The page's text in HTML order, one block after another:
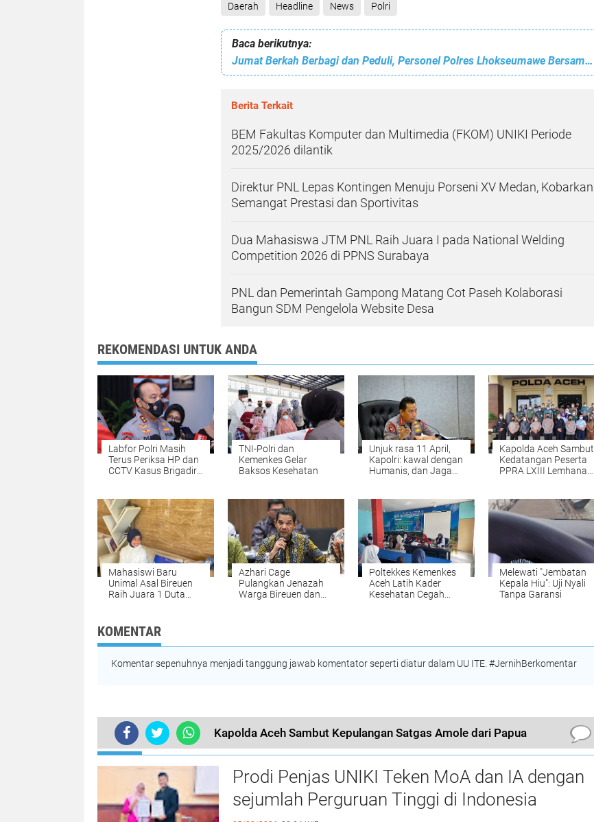
Daerah Headline News Polri
Baca berikutnya:
Jumat Berkah Berbagi dan Peduli, Personel Polres Lhokseumawe Bersama Anak Yatim Doakan Kesembuhan Ibu Kapolres
Berita Terkait
BEM Fakultas Komputer dan Multimedia (FKOM) UNIKI Periode
2025/2026 dilantik
Direktur PNL Lepas Kontingen Menuju Porseni XV Medan, Kobarkan
Semangat Prestasi dan Sportivitas
Dua Mahasiswa JTM PNL Raih Juara I pada National Welding
Competition 2026 di PPNS Surabaya
PNL dan Pemerintah Gampong Matang Cot Paseh Kolaborasi
Bangun SDM Pengelola Website Desa
REKOMENDASI UNTUK ANDA
Labfor Polri Masih
Terus Periksa HP dan
CCTV Kasus Brigadir
TNI-Polri dan
Kemenkes Gelar
Baksos Kesehatan
Unjuk rasa 11 April,
Kapolri: kawal dengan
Humanis, dan Jaga
Kapolda Aceh Sambut
Kedatangan Peserta
PPRA LXIII Lemhanas
Mahasiswi Baru
Unimal Asal Bireuen
Raih Juara 1 Duta
Lhokseumawe ke
Tingkat Nasional
Azhari Cage
Pulangkan Jenazah
Warga Bireuen dan
Poltekkes Kemenkes
Aceh Latih Kader
Kesehatan Cegah
Melewati "Jembatan
Kepala Hiu": Uji Nyali
Tanpa Garansi
KOMENTAR
Komentar sepenuhnya menjadi tanggung jawab komentator seperti diatur dalam UU ITE. #JernihBerkomentar
Kapolda Aceh Sambut Kepulangan Satgas Amole dari Papua
TERKINI
Prodi Penjas UNIKI Teken MoA dan IA dengan
sejumlah Perguruan Tinggi di Indonesia